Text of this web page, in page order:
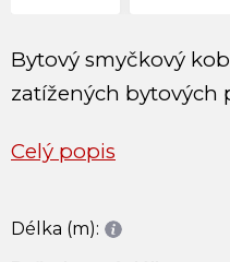
Bytový smyčkový
zatížených bytových
Celý popis
Délka (m):